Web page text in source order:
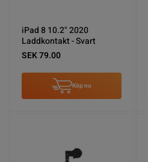
iPad 8 10.2" 2020
Laddkontakt - Svart
SEK 79.00
Köp nu